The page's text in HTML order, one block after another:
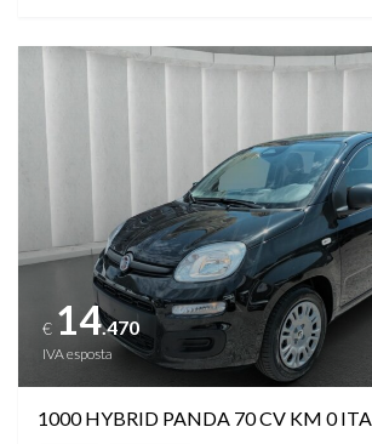
Vedi dettagli
€ 14.470
IVA esposta
1000 HYBRID PANDA 70 CV KM 0